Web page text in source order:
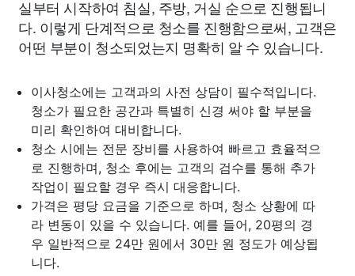
실부터 시작하여 침실, 주방, 거실 순으로 진행됩니
다. 이렇게 단계적으로 청소를 진행함으로써, 고객은
어떤 부분이 청소되었는지 명확히 알 수 있습니다.
이사청소에는 고객과의 사전 상담이 필수적입니다.
청소가 필요한 공간과 특별히 신경 써야 할 부분을
미리 확인하여 대비합니다.
청소 시에는 전문 장비를 사용하여 빠르고 효율적으
로 진행하며, 청소 후에는 고객의 검수를 통해 추가
작업이 필요할 경우 즉시 대응합니다.
가격은 평당 요금을 기준으로 하며, 청소 상황에 따
라 변동이 있을 수 있습니다. 예를 들어, 20평의 경
우 일반적으로 24만 원에서 30만 원 정도가 예상됩
니다.